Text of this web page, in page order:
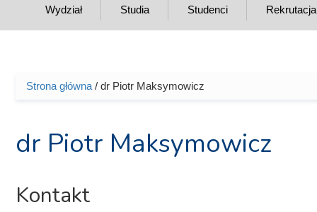
Wydział Studia Studenci Rekrutacja
Jesteś tutaj
Strona główna / dr Piotr Maksymowicz
dr Piotr Maksymowicz
Kontakt